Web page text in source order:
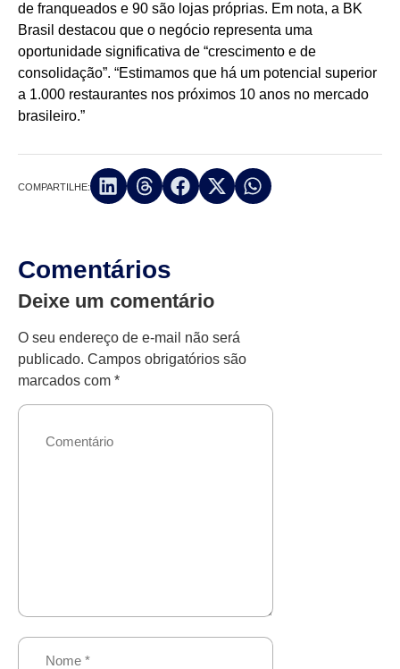
de franqueados e 90 são lojas próprias. Em nota, a BK
Brasil destacou que o negócio representa uma
oportunidade significativa de “crescimento e de
consolidação”. “Estimamos que há um potencial superior
a 1.000 restaurantes nos próximos 10 anos no mercado
brasileiro.”
COMPARTILHE:
Comentários
Deixe um comentário
O seu endereço de e-mail não será
publicado. Campos obrigatórios são
marcados com *